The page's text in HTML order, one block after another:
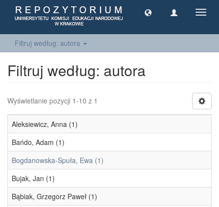
Filtruj według: autora
Filtruj według: autora
Wyświetlanie pozycji 1-10 z 1
Aleksiewicz, Anna (1)
Bańdo, Adam (1)
Bogdanowska-Spuła, Ewa (1)
Bujak, Jan (1)
Bąbiak, Grzegorz Paweł (1)